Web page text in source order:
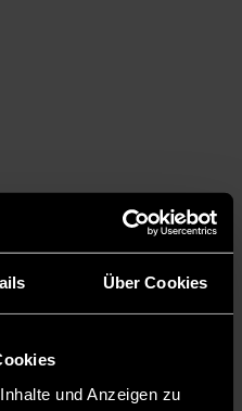
Über Cookies
und Anzeigen zu